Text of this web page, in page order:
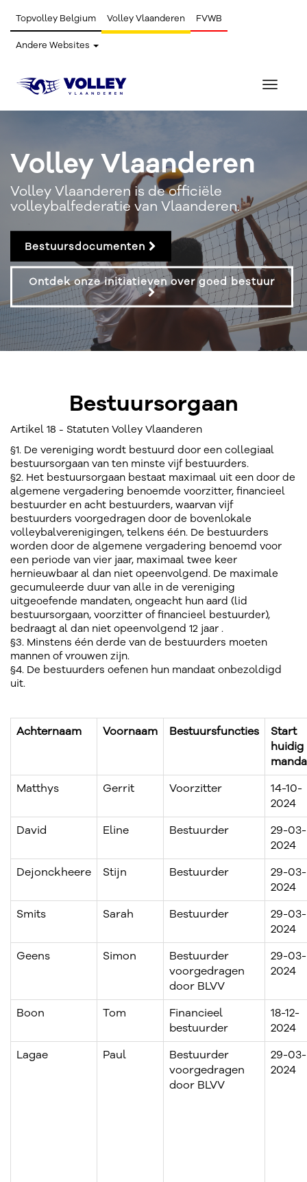
Topvolley Belgium Volley Vlaanderen FVWB
Andere Websites
Toggle
Volley Vlaanderen
Volley Vlaanderen is de officiële
volleybalfederatie van Vlaanderen.
Bestuursdocumenten
Ontdek onze initiatieven over goed bestuur
Bestuursorgaan
Artikel 18 - Statuten Volley Vlaanderen
§1. De vereniging wordt bestuurd door een collegiaal
bestuursorgaan van ten minste vijf bestuurders.
§2. Het bestuursorgaan bestaat maximaal uit een door de
algemene vergadering benoemde voorzitter, financieel
bestuurder en acht bestuurders, waarvan vijf
bestuurders voorgedragen door de bovenlokale
volleybalverenigingen, telkens één. De bestuurders
worden door de algemene vergadering benoemd voor
een periode van vier jaar, maximaal twee keer
hernieuwbaar al dan niet opeenvolgend. De maximale
gecumuleerde duur van alle in de vereniging
uitgeoefende mandaten, ongeacht hun aard (lid
bestuursorgaan, voorzitter of financieel bestuurder),
bedraagt al dan niet opeenvolgend 12 jaar .
§3. Minstens één derde van de bestuurders moeten
mannen of vrouwen zijn.
§4. De bestuurders oefenen hun mandaat onbezoldigd
uit.
Achternaam Voornaam Bestuursfuncties
Start
huidig
Matthys
Gerrit Voorzitter
14-10-
2024
David
Eline Bestuurder
29-03-
2024
Dejonckheere
Stijn Bestuurder
29-03-
2024
Smits
Sarah Bestuurder
29-03-
2024
Geens
Simon
Bestuurder
voorgedragen
door BLVV
29-03-
2024
Boon Tom
Financieel
bestuurder
18-12-
2024
Lagae
Paul
Bestuurder
voorgedragen
door BLVV
29-03-
2024